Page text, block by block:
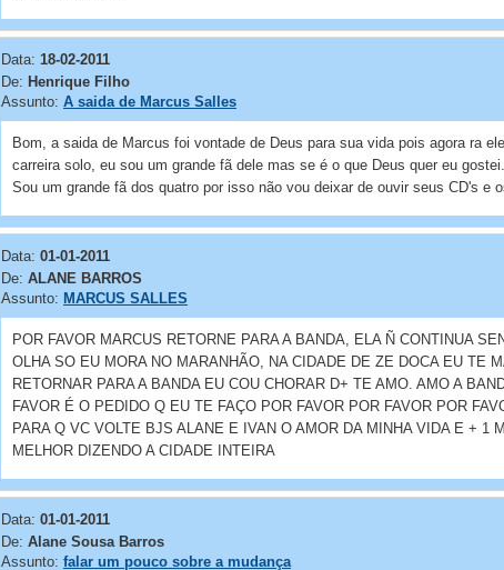
Data: 18-02-2011
De: Henrique Filho
Assunto: A saida de Marcus Salles
Bom, a saida de Marcus foi vontade de Deus para sua vida pois agora ra
carreira solo, eu sou um grande fã dele mas se é o que Deus quer eu gostei.
Sou um grande fã dos quatro por isso não vou deixar de ouvir seus CD's e
Data: 01-01-2011
De: ALANE BARROS
Assunto: MARCUS SALLES
POR FAVOR MARCUS RETORNE PARA A BANDA, ELA Ñ CONTINUA
OLHA SO EU MORA NO MARANHÃO, NA CIDADE DE ZE DOCA EU TE
RETORNAR PARA A BANDA EU COU CHORAR D+ TE AMO. AMO A
FAVOR É O PEDIDO Q EU TE FAÇO POR FAVOR POR FAVOR POR
PARA Q VC VOLTE BJS ALANE E IVAN O AMOR DA MINHA VIDA E + 1
MELHOR DIZENDO A CIDADE INTEIRA
Data: 01-01-2011
De: Alane Sousa Barros
Assunto: falar um pouco sobre a mudança